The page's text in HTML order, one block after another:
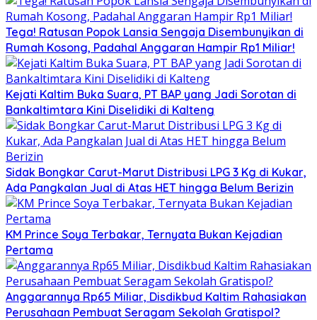
Tega! Ratusan Popok Lansia Sengaja Disembunyikan di
Rumah Kosong, Padahal Anggaran Hampir Rp1 Miliar!
Kejati Kaltim Buka Suara, PT BAP yang Jadi Sorotan di
Bankaltimtara Kini Diselidiki di Kalteng
Sidak Bongkar Carut-Marut Distribusi LPG 3 Kg di Kukar,
Ada Pangkalan Jual di Atas HET hingga Belum Berizin
KM Prince Soya Terbakar, Ternyata Bukan Kejadian
Pertama
Anggarannya Rp65 Miliar, Disdikbud Kaltim Rahasiakan
Perusahaan Pembuat Seragam Sekolah Gratispol?